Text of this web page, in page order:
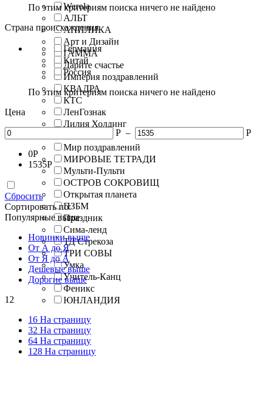
Werola
АЛЬТ
АППЛИКА
Арт и Дизайн
ГАММА
Дарите счастье
Империя поздравлений
КВАДРА
КТС
ЛенГознак
Лилия Холдинг
Мир поздравлений
МИРОВЫЕ ТЕТРАДИ
Мульти-Пульти
ОСТРОВ СОКРОВИЩ
Открытая планета
ПЗБМ
Праздник
Сима-ленд
ТД Стрекоза
ТРИ СОВЫ
Умка
Учитель-Канц
Феникс
ЮНЛАНДИЯ
По этим критериям поиска ничего не найдено
Страна происхождения
Германия
Китай
Россия
По этим критериям поиска ничего не найдено
Цена
Р – Р
0Р
1535Р
Сбросить
Сортировать по:
Популярные выше
Новинки выше
От А до Я
От Я до А
Дешевые выше
Дорогие выше
12
16 На страницу
32 На страницу
64 На страницу
128 На страницу